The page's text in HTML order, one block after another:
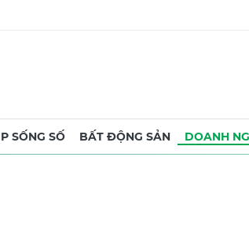
SỐNG SỐ BẤT ĐỘNG SẢN DOANH